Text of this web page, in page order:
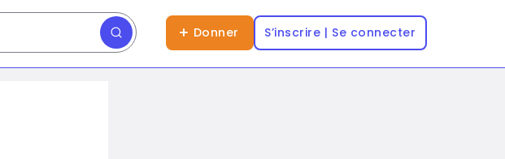
Donner S’inscrire | Se connecter